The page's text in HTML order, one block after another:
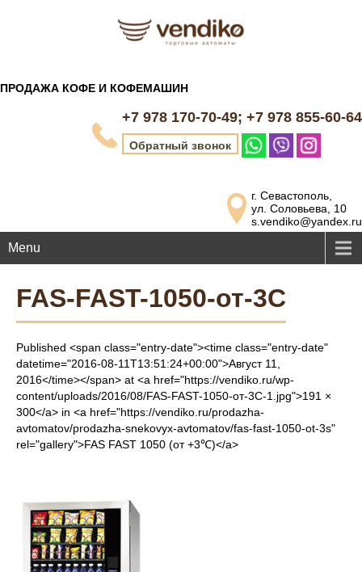
ПРОДАЖА КОФЕ И КОФЕМАШИН
+7 978 170-70-49; +7 978 855-60-64
Обратный звонок
г. Севастополь,
ул. Соловьева, 10
s.vendiko@yandex.ru
Menu
FAS-FAST-1050-от-3С
Published <span class="entry-date"><time class="entry-date"
datetime="2016-08-11T13:51:24+00:00">Август 11,
2016</time></span> at <a href="https://vendiko.ru/wp-
content/uploads/2016/08/FAS-FAST-1050-от-3С-1.jpg">191 ×
300</a> in <a href="https://vendiko.ru/prodazha-
avtomatov/prodazha-snekovyx-avtomatov/fas-fast-1050-ot-3s"
rel="gallery">FAS FAST 1050 (от +3℃)</a>